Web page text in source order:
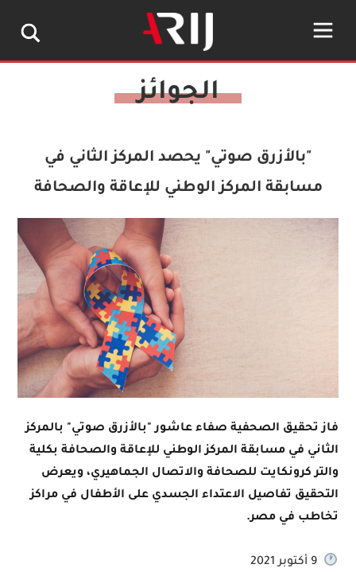
"بالأزرق صوتي" يحصد المركز الثاني في
مسابقة المركز الوطني للإعاقة والصحافة
فاز تحقيق الصحفية صفاء عاشور "بالأزرق صوتي" بالمركز
الثاني في مسابقة المركز الوطني للإعاقة والصحافة بكلية
والتر كرونكايت للصحافة والاتصال الجماهيري، ويعرض
التحقيق تفاصيل الاعتداء الجسدي على الأطفال في مراكز
تخاطب في مصر.
9 أكتوبر 2021